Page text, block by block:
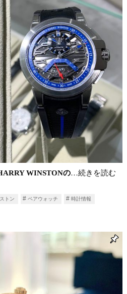
WINSTONの…続きを読む
トン ペアウォッチ 時計情報